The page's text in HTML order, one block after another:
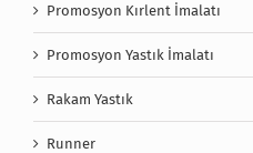
Promosyon Kırlent İmalatı
Promosyon Yastık İmalatı
Rakam Yastık
Runner